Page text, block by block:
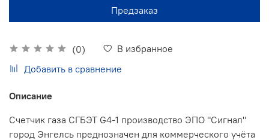
(0)
В избранное
Добавить в сравнение
Предзаказ
Описание
Счетчик газа СГБЭТ G4-1 производство ЭПО "Сигнал"
город Энгелсь преднозначен для коммерческого учёта